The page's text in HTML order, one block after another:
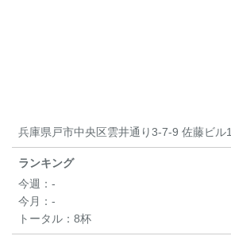
兵庫県戸市中央区雲井通り3-7-9 佐藤ビル1
ランキング
今週： -
今月： -
トータル： 8杯